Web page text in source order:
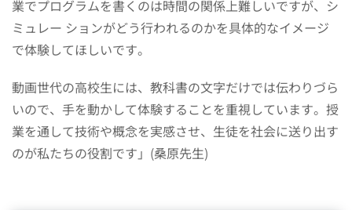
業でプログラムを書くのは時間の関係上難しいですが、シ
ミュレー ションがどう行われるのかを具体的なイメージ
で体験してほしいです。
動画世代の高校生には、教科書の文字だけでは伝わりづら
いので、手を動かして体験することを重視しています。授
業を通して技術や概念を実感させ、生徒を社会に送り出す
のが私たちの役割です」(桑原先生)